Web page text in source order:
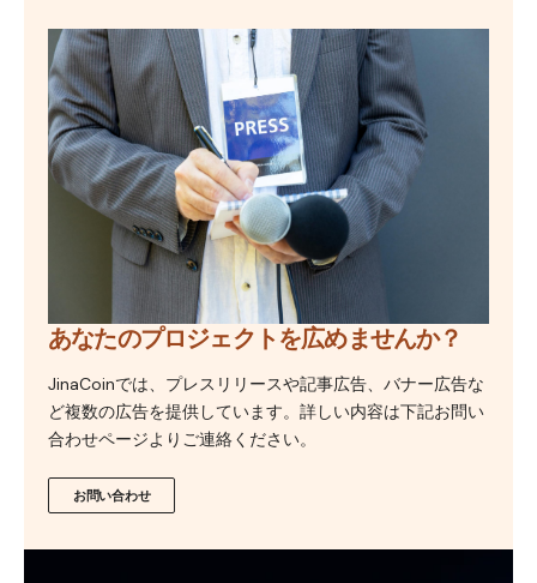
あなたのプロジェクトを広めませんか？
JinaCoinでは、プレスリリースや記事広告、バナー広告な
ど複数の広告を提供しています。詳しい内容は下記お問い
合わせページよりご連絡ください。
お問い合わせ